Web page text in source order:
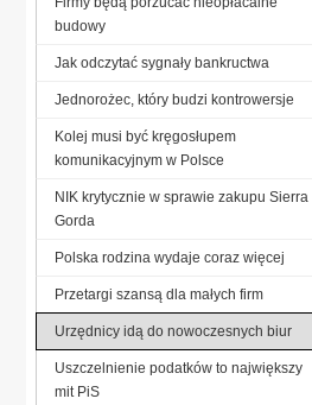
budowy
Jak odczytać sygnały bankructwa
Jednorożec, który budzi kontrowersje
Kolej musi być kręgosłupem
komunikacyjnym w Polsce
NIK krytycznie w sprawie zakupu Sierra
Gorda
Polska rodzina wydaje coraz więcej
Przetargi szansą dla małych firm
Urzędnicy idą do nowoczesnych biur
Uszczelnienie podatków to największy
mit PiS